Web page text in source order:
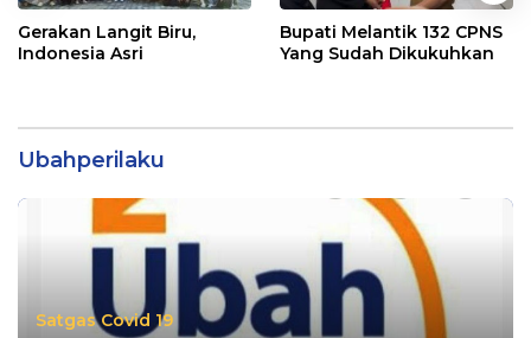
Gerakan Langit Biru,
Indonesia Asri
Bupati Melantik 132 CPNS
Yang Sudah Dikukuhkan
Ubahperilaku
Satgas Covid 19